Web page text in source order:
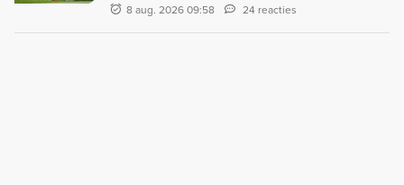
8 aug. 2026 09:58 24 reacties